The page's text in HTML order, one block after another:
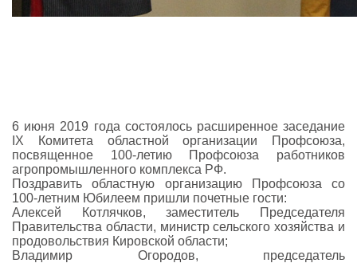
6 июня 2019 года состоялось расширенное заседание
IX Комитета областной организации Профсоюза,
посвященное 100-летию Профсоюза работников
агропромышленного комплекса РФ.
Поздравить областную организацию Профсоюза со
100-летним Юбилеем пришли почетные гости:
Алексей Котлячков, заместитель Председателя
Правительства области, министр сельского хозяйства и
продовольствия Кировской области;
Владимир Огородов, председатель